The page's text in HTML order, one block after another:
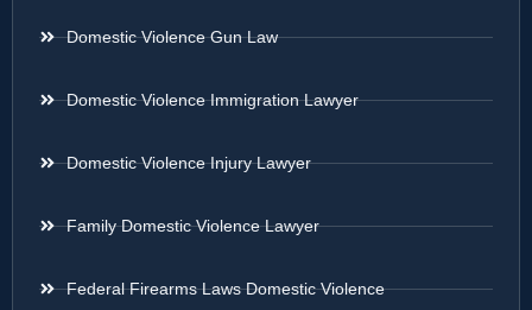
Domestic Violence Gun Law
Domestic Violence Immigration Lawyer
Domestic Violence Injury Lawyer
Family Domestic Violence Lawyer
Federal Firearms Laws Domestic Violence